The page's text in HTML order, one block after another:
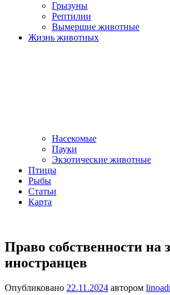
Грызуны
Рептилии
Вымершие животные
Жизнь животных
Насекомые
Пауки
Экзотические животные
Птицы
Рыбы
Статьи
Карта
Право собственности на
иностранцев
Опубликовано 22.11.2024 автором